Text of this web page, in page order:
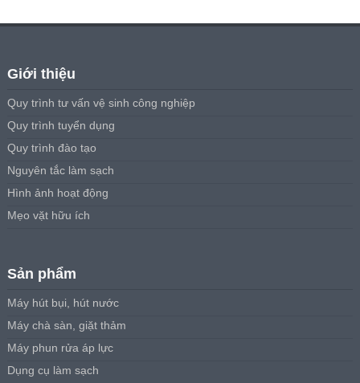
Giới thiệu
Quy trình tư vấn vệ sinh công nghiệp
Quy trình tuyển dụng
Quy trình đào tạo
Nguyên tắc làm sạch
Hình ảnh hoạt động
Mẹo vặt hữu ích
Sản phẩm
Máy hút bụi, hút nước
Máy chà sàn, giặt thảm
Máy phun rửa áp lực
Dụng cụ làm sạch